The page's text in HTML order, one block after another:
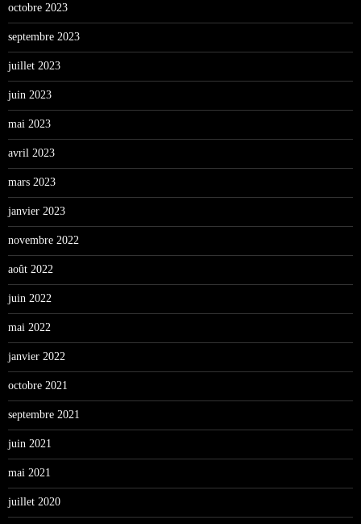
octobre 2023
septembre 2023
juillet 2023
juin 2023
mai 2023
avril 2023
mars 2023
janvier 2023
novembre 2022
août 2022
juin 2022
mai 2022
janvier 2022
octobre 2021
septembre 2021
juin 2021
mai 2021
juillet 2020